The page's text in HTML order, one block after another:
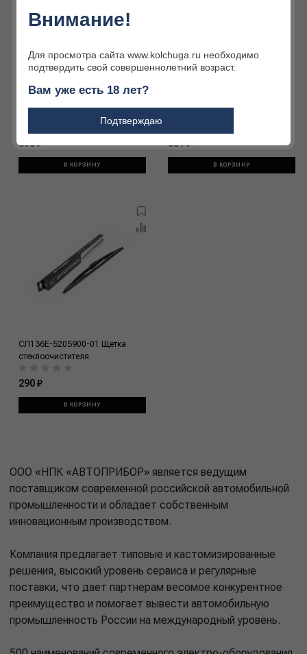
390 ₽
В КОРЗИНУ
331 ₽
В КОРЗИНУ
СЛ136Е-5205900-01 Щетка
стеклоочистителя
290 ₽
В КОРЗИНУ
ООО «НПК «АВТОПРИБОР» является ведущим
поставщиком современной российской автомобильной
промышленности и обладает собственным
инновационным производством.
Компания предлагает типовые и кастомизированные
решения, высокий уровень сервиса и регулярные
поставки, что дает партнерам весомое конкурентное
преимущество и помогает вывести автомобильную
промышленность России на международный уровень.
Внимание!
Для просмотра сайта www.kolchuga.ru необходимо
подтвердить свой совершеннолетний возраст.
Вам уже есть 18 лет?
Подтверждаю